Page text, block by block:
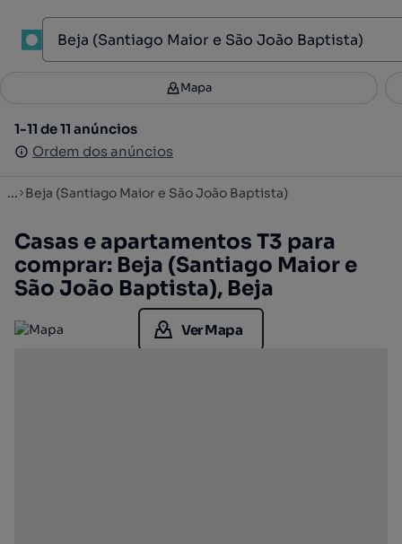
Filtros 2
1-11 de 11 anúncios
Ordem dos anúncios
Mapa
1-11 de 11 anúncios
Ordem dos anúncios
... Beja (Santiago Maior e São João Baptista)
Casas e apartamentos T3 para
comprar: Beja (Santiago Maior e
São João Baptista), Beja
Ver Mapa